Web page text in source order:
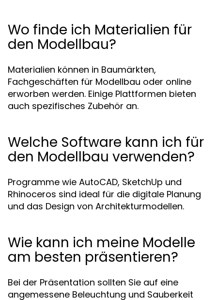
Wo finde ich Materialien für
den Modellbau?
Materialien können in Baumärkten,
Fachgeschäften für Modellbau oder online
erworben werden. Einige Plattformen bieten
auch spezifisches Zubehör an.
Welche Software kann ich für
den Modellbau verwenden?
Programme wie AutoCAD, SketchUp und
Rhinoceros sind ideal für die digitale Planung
und das Design von Architekturmodellen.
Wie kann ich meine Modelle
am besten präsentieren?
Bei der Präsentation sollten Sie auf eine
angemessene Beleuchtung und Sauberkeit